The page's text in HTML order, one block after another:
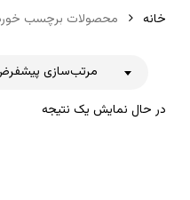
خانه
محصولات برچسب
در حال نمایش یک نتیجه
مرتب‌سازی